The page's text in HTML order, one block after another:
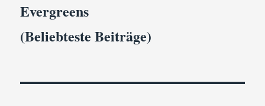
Evergreens
(Beliebteste Beiträge)